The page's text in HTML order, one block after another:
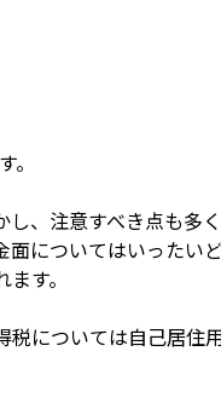
、注意すべき点も多
面についてはいったい
す。
税については自己居住